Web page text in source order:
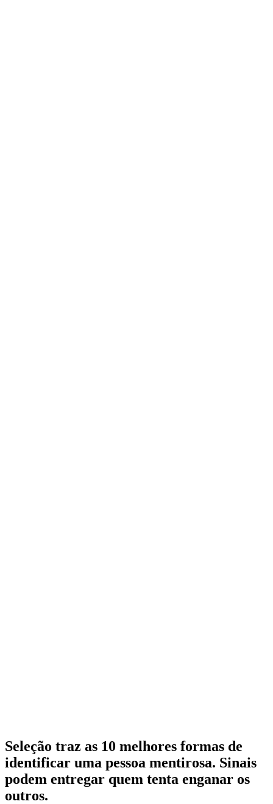
Seleção traz as 10 melhores formas de
identificar uma pessoa mentirosa. Sinais
podem entregar quem tenta enganar os
outros.